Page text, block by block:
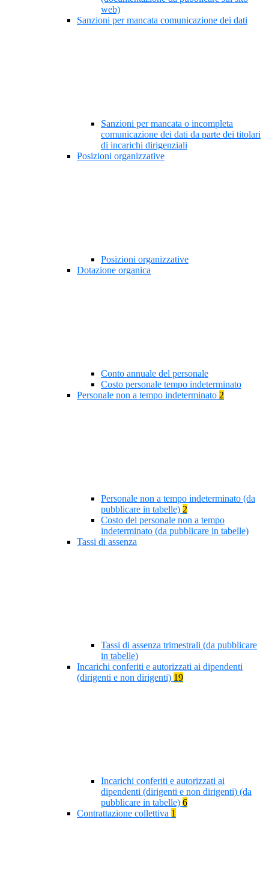
web)
Sanzioni per mancata comunicazione dei dati
Sanzioni per mancata o incompleta
comunicazione dei dati da parte dei titolari
di incarichi dirigenziali
Posizioni organizzative
Posizioni organizzative
Dotazione organica
Conto annuale del personale
Costo personale tempo indeterminato
Personale non a tempo indeterminato 2
Personale non a tempo indeterminato (da
pubblicare in tabelle) 2
Costo del personale non a tempo
indeterminato (da pubblicare in tabelle)
Tassi di assenza
Tassi di assenza trimestrali (da pubblicare
in tabelle)
Incarichi conferiti e autorizzati ai dipendenti
(dirigenti e non dirigenti) 19
Incarichi conferiti e autorizzati ai
dipendenti (dirigenti e non dirigenti) (da
pubblicare in tabelle) 6
Contrattazione collettiva 1